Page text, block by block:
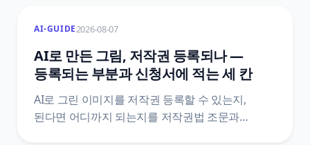
자리를 정리했어요.
AI-GUIDE2026-08-07
AI로 만든 그림, 저작권 등록되나 —
등록되는 부분과 신청서에 적는 세 칸
AI로 그린 이미지를 저작권 등록할 수 있는지,
된다면 어디까지 되는지를 저작권법 조문과